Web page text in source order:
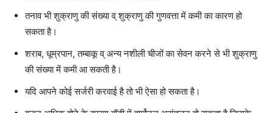
तनाव भी शुक्राणु की संख्या व् शुक्राणु की गुणवत्ता में कमी का कारण हो
सकता है।
शराब, धूम्रपान, तम्बाकू व् अन्य नशीली चीजों का सेवन करने से भी शुक्राणु
की संख्या में कमी आ सकती है।
यदि आपने कोई सर्जरी करवाई है तो भी ऐसा हो सकता है।